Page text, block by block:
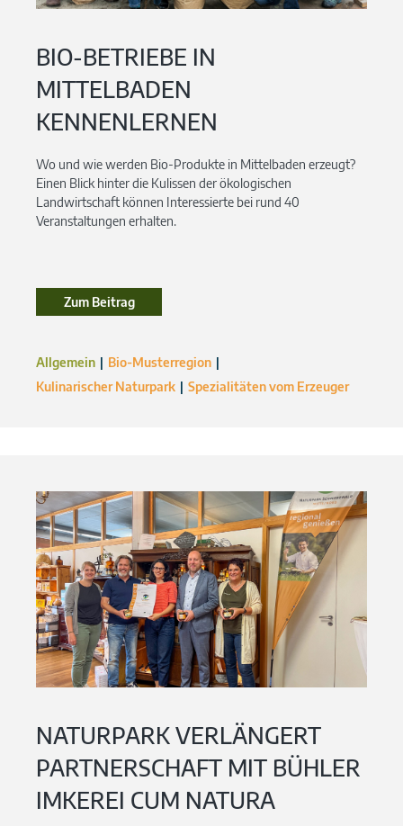
BIO-BETRIEBE IN
MITTELBADEN
KENNENLERNEN
Wo und wie werden Bio-Produkte in Mittelbaden erzeugt?
Einen Blick hinter die Kulissen der ökologischen
Landwirtschaft können Interessierte bei rund 40
Veranstaltungen erhalten.
Zum Beitrag
Allgemein
Bio-Musterregion
Kulinarischer Naturpark
Spezialitäten vom Erzeuger
NATURPARK VERLÄNGERT
PARTNERSCHAFT MIT BÜHLER
IMKEREI CUM NATURA